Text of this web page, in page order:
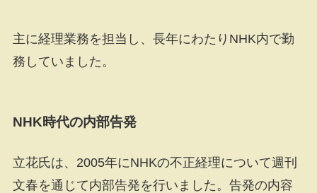
主に経理業務を担当し、長年にわたりNHK内で勤
務していました。
NHK時代の内部告発
立花氏は、2005年にNHKの不正経理について週刊
文春を通じて内部告発を行いました。告発の内容